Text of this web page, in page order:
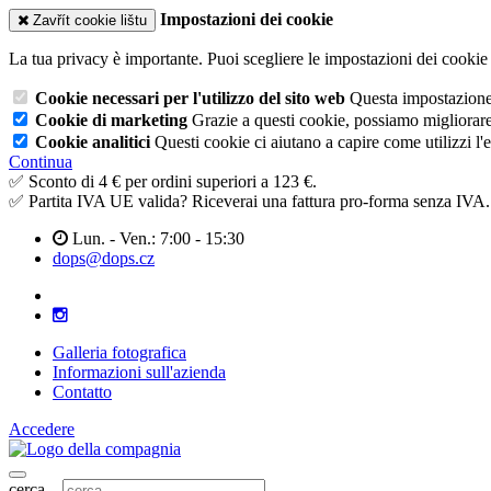
Zavřít cookie lištu Impostazioni dei cookie
La tua privacy è importante. Puoi scegliere le impostazioni dei
Cookie necessari per l'utilizzo del sito web Questa
Cookie di marketing Grazie a questi cookie, possiamo
Cookie analitici Questi cookie ci aiutano a capire come utilizzi
Continua
✅ Sconto di 4 € per ordini superiori a 123 €.
✅ Partita IVA UE valida? Riceverai una fattura pro-forma senza IVA.
Lun. - Ven.: 7:00 - 15:30
dops@dops.cz
Galleria fotografica
Informazioni sull'azienda
Contatto
Accedere